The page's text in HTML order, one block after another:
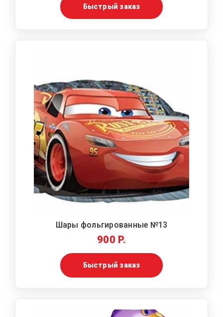
Быстрый заказ
Шары фольгированные №13
900 Р.
Быстрый заказ